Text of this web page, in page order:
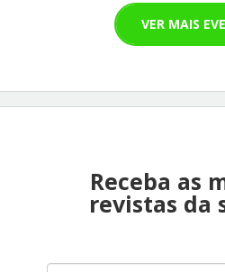
VER MAIS
Receba as
revistas da